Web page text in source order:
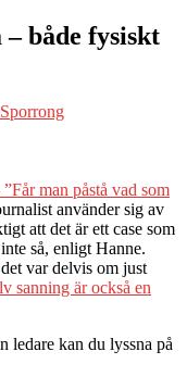
både fysiskt
man påstå vad som
använder sig av
att det är ett case som
så, enligt Hanne.
var delvis om just
sanning är också en
ledare kan du lyssna på